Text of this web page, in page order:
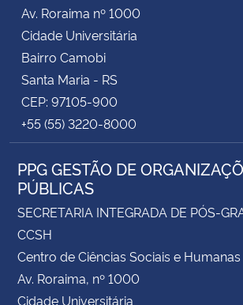
Av. Roraima nº 1000
Cidade Universitária
Bairro Camobi
Santa Maria - RS
CEP: 97105-900
+55 (55) 3220-8000
PPG GESTÃO DE
PÚBLICAS
SECRETARIA INTEGRADA DE PÓS-
CCSH
Centro de Ciências Sociais e Humanas
Av. Roraima, nº 1000
Cidade Universitária